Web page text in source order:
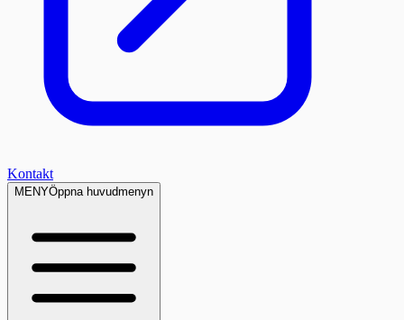
Kontakt
MENYÖppna huvudmenyn